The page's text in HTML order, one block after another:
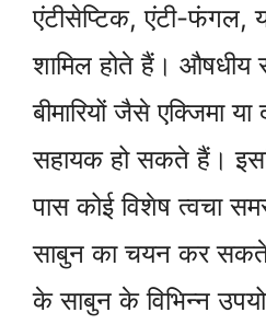
एंटीसेप्टिक, एंटी-फंगल,
शामिल होते हैं। औषधीय
बीमारियों जैसे एक्जिमा
सहायक हो सकते हैं।
पास कोई विशेष त्वचा
साबुन का चयन कर
के साबुन के विभिन्न